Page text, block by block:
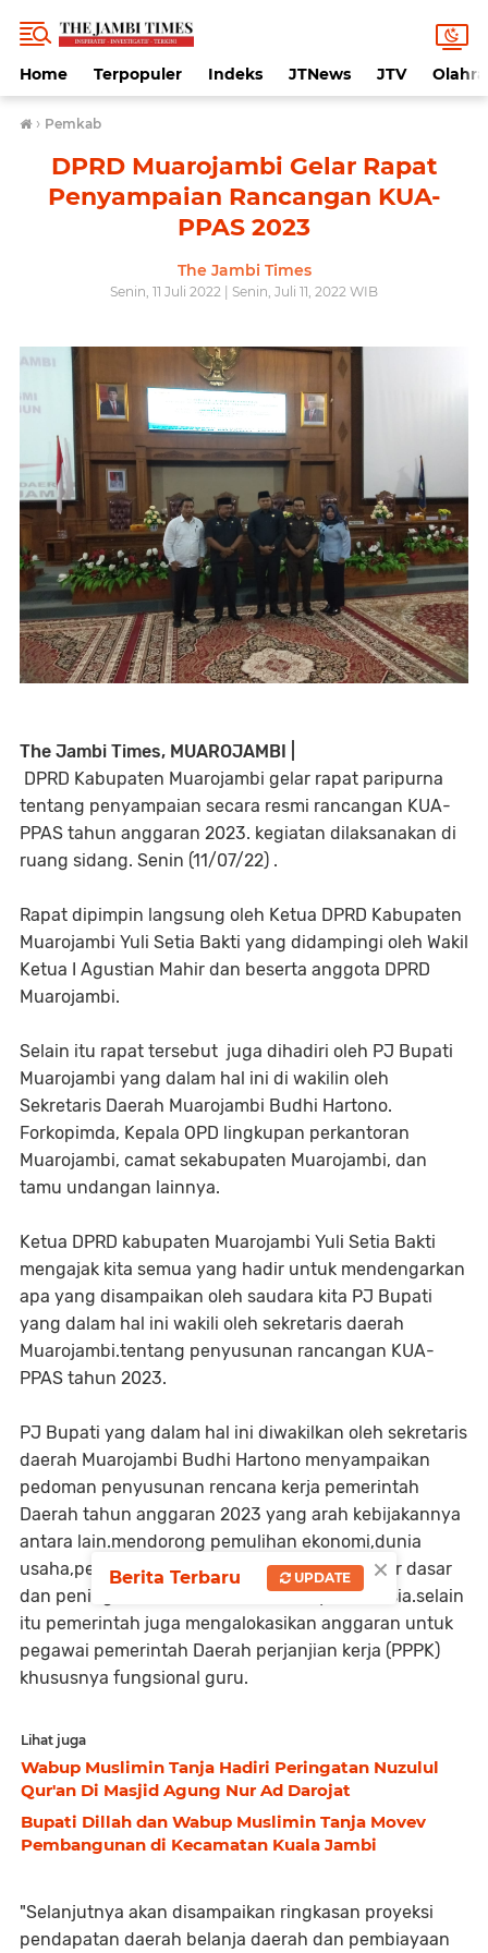
Home Terpopuler Indeks JTNews JTV
› Pemkab
DPRD Muarojambi Gelar Rapat
Penyampaian Rancangan KUA-
PPAS 2023
The Jambi Times
Senin, 11 Juli 2022 | Senin, Juli 11, 2022 WIB
The Jambi Times, MUAROJAMBI |
DPRD Kabupaten Muarojambi gelar rapat paripurna
tentang penyampaian secara resmi rancangan KUA-
PPAS tahun anggaran 2023. kegiatan dilaksanakan di
ruang sidang. Senin (11/07/22) .
Rapat dipimpin langsung oleh Ketua DPRD Kabupaten
Muarojambi Yuli Setia Bakti yang didampingi oleh Wakil
Ketua I Agustian Mahir dan beserta anggota DPRD
Muarojambi.
Selain itu rapat tersebut juga dihadiri oleh PJ Bupati
Muarojambi yang dalam hal ini di wakilin oleh
Sekretaris Daerah Muarojambi Budhi Hartono.
Forkopimda, Kepala OPD lingkupan perkantoran
Muarojambi, camat sekabupaten Muarojambi, dan
tamu undangan lainnya.
Ketua DPRD kabupaten Muarojambi Yuli Setia Bakti
mengajak kita semua yang hadir untuk mendengarkan
apa yang disampaikan oleh saudara kita PJ Bupati
yang dalam hal ini wakili oleh sekretaris daerah
Muarojambi.tentang penyusunan rancangan KUA-
PPAS tahun 2023.
PJ Bupati yang dalam hal ini diwakilkan oleh sekretaris
daerah Muarojambi Budhi Hartono menyampaikan
pedoman penyusunan rencana kerja pemerintah
Daerah tahun anggaran 2023 yang arah kebijakannya
antara lain.mendorong pemulihan ekonomi,dunia
usaha,percepatan pembangunan infrastruktur dasar
dan peningkatan kualitas sumber daya manusia.selain
itu pemerintah juga mengalokasikan anggaran untuk
pegawai pemerintah Daerah perjanjian kerja (PPPK)
khususnya fungsional guru.
Lihat juga
Wabup Muslimin Tanja Hadiri Peringatan Nuzulul
Qur'an Di Masjid Agung Nur Ad Darojat
Bupati Dillah dan Wabup Muslimin Tanja Movev
Pembangunan di Kecamatan Kuala Jambi
"Selanjutnya akan disampaikan ringkasan proyeksi
pendapatan daerah belanja daerah dan pembiayaan
×
Berita Terbaru UPDATE